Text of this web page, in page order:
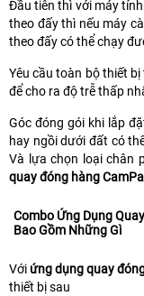
Đầu tiên thì với máy
theo đấy thì nếu máy
theo đấy có thể chạy
Yêu cầu toàn bộ thiết
để cho ra độ trễ thấp
Góc đóng gói khi lắp
hay ngồi dưới đất có
Và lựa chọn loại chân
quay đóng hàng
Combo Ứng Dụng
Bao Gồm Những Gì
Với ứng dụng quay
thiết bị sau